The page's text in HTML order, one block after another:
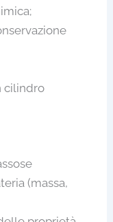
cilindro
(massa,